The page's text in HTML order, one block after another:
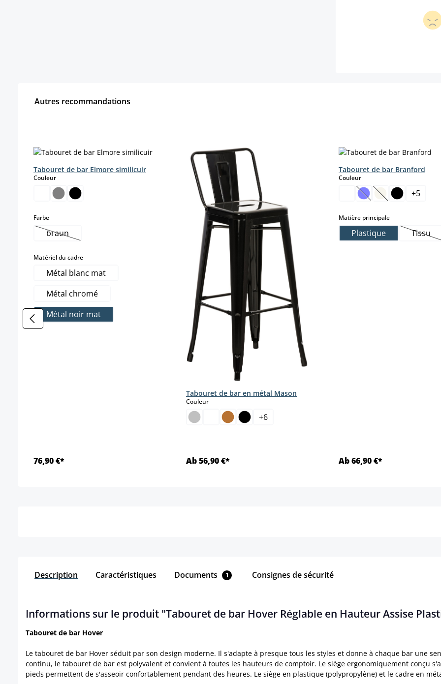
Autres recommandations
Tabouret de bar Elmore similicuir
Couleurselect
Farbeselect
braun(Cette option n'est pas disponible pour le moment.)
Matériel du cadreselect
Métal blanc mat
Métal chromé
Métal noir mat
76,90 €*
Tabouret de bar en métal Mason
Couleurselect
+6
Ab 56,90 €*
Tabouret de bar Branford
Couleurselect
(Cette option n'est pas
(Cette option
+5
Matière principaleselect
Plastique Tissu
Ab 66,90 €*
Description Caractéristiques Documents 1 Consignes de sécurité
Informations sur le produit "Tabouret de bar Hover Réglable en Hauteur Assise
Tabouret de bar Hover
Le tabouret de bar Hover séduit par son design moderne. Il s'adapte à presque tous les styles et donne à chaque bar une
continu, le tabouret de bar est polyvalent et convient à toutes les hauteurs de comptoir. Le siège ergonomiquement conçu
pieds permettent de s'asseoir confortablement pendant des heures. Le siège en plastique (polypropylène) et le cadre en